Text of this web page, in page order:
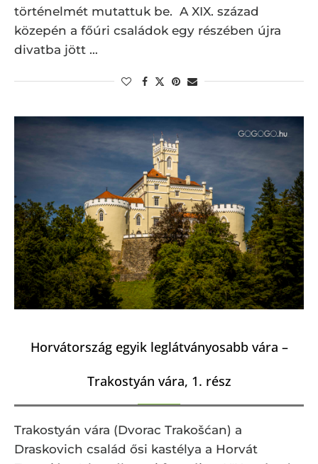
történelmét mutattuk be. A XIX. század
közepén a főúri családok egy részében újra
divatba jött …
Horvátország egyik leglátványosabb vára –
Trakostyán vára, 1. rész
Trakostyán vára (Dvorac Trakošćan) a
Draskovich család ősi kastélya a Horvát